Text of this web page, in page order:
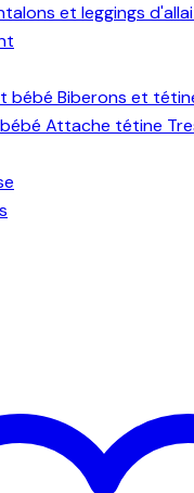
et leggings
bébé Biberons et
Attache tétine